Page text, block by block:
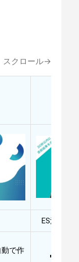
スクロール→
ES添削・
動で作
30